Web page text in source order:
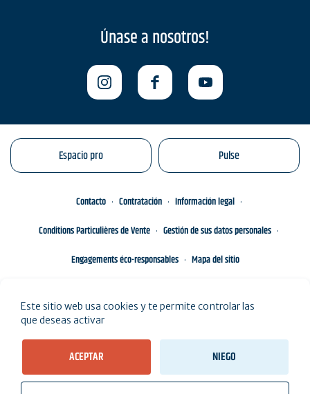
Únase a nosotros!
Espacio pro Pulse
Contacto Contratación
Información legal
Conditions Particulières de Vente
Gestión de sus datos personales
Engagements éco-responsables
Mapa del sitio
Este sitio web usa cookies y te permite controlar las
que deseas activar
ACEPTAR NIEGO